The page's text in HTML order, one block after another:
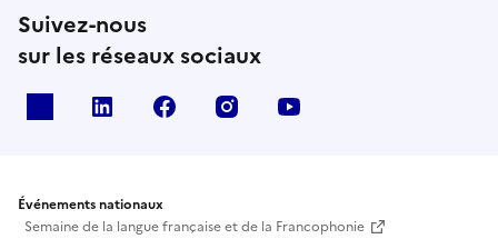
Suivez-nous
sur les réseaux sociaux
Linkedin Facebook Instagram
Événements nationaux
Semaine de la langue française et de la Francophonie